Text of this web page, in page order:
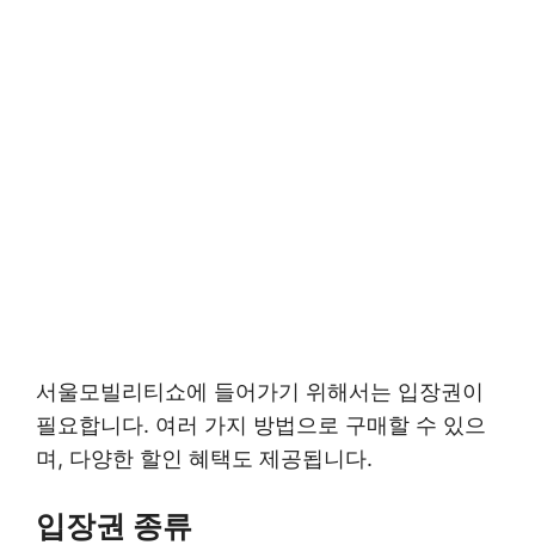
서울모빌리티쇼에 들어가기 위해서는 입장권이
필요합니다. 여러 가지 방법으로 구매할 수 있으
며, 다양한 할인 혜택도 제공됩니다.
입장권 종류